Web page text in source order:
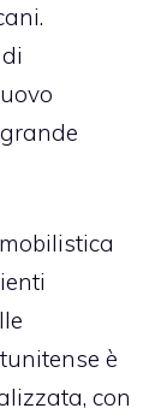
è
con